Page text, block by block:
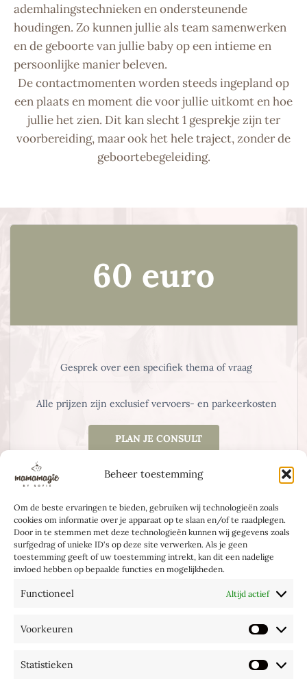
Beheer toestemming
Om de beste ervaringen te bieden, gebruiken wij technologieën zoals
cookies om informatie over je apparaat op te slaan en/of te raadplegen.
Door in te stemmen met deze technologieën kunnen wij gegevens zoals
surfgedrag of unieke ID's op deze site verwerken. Als je geen
toestemming geeft of uw toestemming intrekt, kan dit een nadelige
invloed hebben op bepaalde functies en mogelijkheden.
Functioneel Altijd actief
Voorkeuren
Statistieken
ademhalingstechnieken en ondersteunende
houdingen. Zo kunnen jullie als team samenwerken
en de geboorte van jullie baby op een intieme en
persoonlijke manier beleven.
De contactmomenten worden steeds ingepland op
een plaats en moment die voor jullie uitkomt en hoe
jullie het zien. Dit kan slecht 1 gesprekje zijn ter
voorbereiding, maar ook het hele traject, zonder de
geboortebegeleiding.
60 euro
Gesprek over een specifiek thema of vraag
Alle prijzen zijn exclusief vervoers- en parkeerkosten
PLAN JE CONSULT
Babymassage
Buik & Baby blog
Contact